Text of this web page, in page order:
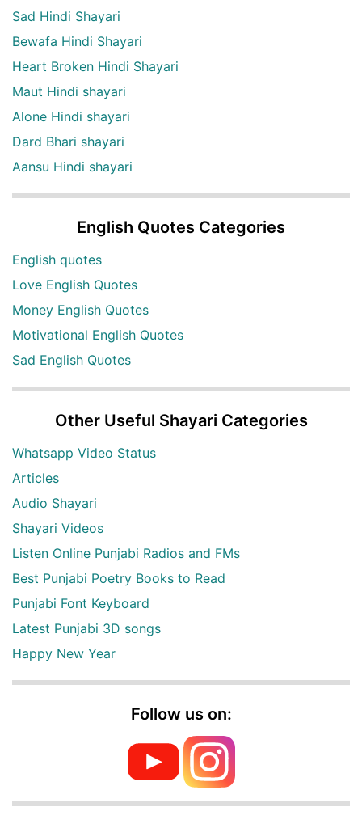
Sad Hindi Shayari
Bewafa Hindi Shayari
Heart Broken Hindi Shayari
Maut Hindi shayari
Alone Hindi shayari
Dard Bhari shayari
Aansu Hindi shayari
English Quotes Categories
English quotes
Love English Quotes
Money English Quotes
Motivational English Quotes
Sad English Quotes
Other Useful Shayari Categories
Whatsapp Video Status
Articles
Audio Shayari
Shayari Videos
Listen Online Punjabi Radios and FMs
Best Punjabi Poetry Books to Read
Punjabi Font Keyboard
Latest Punjabi 3D songs
Happy New Year
Follow us on: